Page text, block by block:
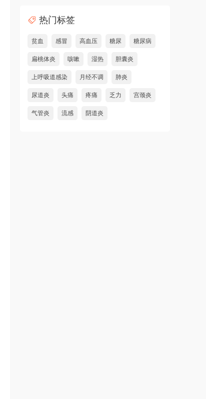
热门标签
贫血 感冒 高血压 糖尿 糖尿病
扁桃体炎 咳嗽 湿热 胆囊炎
上呼吸道感染 月经不调 肺炎
尿道炎 头痛 疼痛 乏力 宫颈炎
气管炎 流感 阴道炎